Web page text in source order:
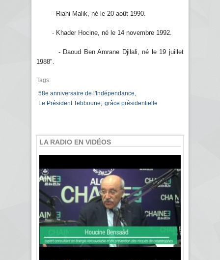
- Riahi Malik, né le 20 août 1990.
- Khader Hocine, né le 14 novembre 1992.
- Daoud Ben Amrane Djilali, né le 19 juillet
1988".
Tags:
58e anniversaire de l'Indépendance
Le Président Tebboune grâce présidentielle
LA RADIO EN VIDÉOS